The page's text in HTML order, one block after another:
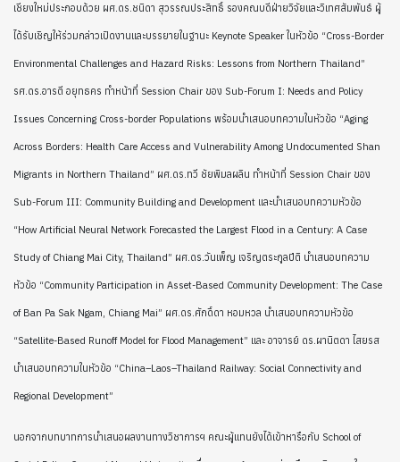
เชียงใหม่ประกอบด้วย ผศ.ดร.ชนิดา สุวรรณประสิทธิ์ รองคณบดีฝ่ายวิจัยและวิเทศสัมพันธ์ ผู้
ได้รับเชิญให้ร่วมกล่าวเปิดงานและบรรยายในฐานะ Keynote Speaker ในหัวข้อ “Cross-Border
Environmental Challenges and Hazard Risks: Lessons from Northern Thailand”
รศ.ดร.อารตี อยุทธคร ทำหน้าที่ Session Chair ของ Sub-Forum I: Needs and Policy
Issues Concerning Cross-border Populations พร้อมนำเสนอบทความในหัวข้อ “Aging
Across Borders: Health Care Access and Vulnerability Among Undocumented Shan
Migrants in Northern Thailand” ผศ.ดร.ทวี ชัยพิมลผลิน ทำหน้าที่ Session Chair ของ
Sub-Forum III: Community Building and Development และนำเสนอบทความหัวข้อ
“How Artificial Neural Network Forecasted the Largest Flood in a Century: A Case
Study of Chiang Mai City, Thailand” ผศ.ดร.วันเพ็ญ เจริญตระกูลปีติ นำเสนอบทความ
หัวข้อ “Community Participation in Asset-Based Community Development: The Case
of Ban Pa Sak Ngam, Chiang Mai” ผศ.ดร.ศักดิ์ดา หอมหวล นำเสนอบทความหัวข้อ
“Satellite-Based Runoff Model for Flood Management” และ อาจารย์ ดร.ผานิตดา ไสยรส
นำเสนอบทความในหัวข้อ “China–Laos–Thailand Railway: Social Connectivity and
Regional Development”
นอกจากบทบาทการนำเสนอผลงานทางวิชาการฯ คณะผู้แทนยังได้เข้าหารือกับ School of